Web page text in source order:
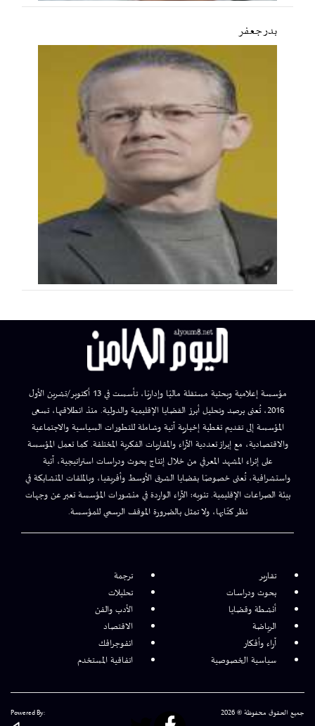
بدر جعفر
مؤسسة إعلامية وبحثية مستقلة ماليًا وإداريًا، تأسست في 13 أكتوبر/تشرين الأول
2016، تُعنى برصد وتحليل أبرز القضايا الإقليمية والدولية. منذ انطلاقتها، تسعى
المؤسسة إلى تقديم تغطية إخبارية آنية وشاملة للتطورات السياسية والاجتماعية
والاقتصادية، مع إبراز تعددية الآراء والمقاربات الفكرية المختلفة. كما تعمل المؤسسة
على إثراء المشهد المعرفي من خلال إنتاج بحوث ودراسات استراتيجية، آنية
واستشرافية، تُعنى خصوصًا بقضايا الشرق الأوسط وأفريقيا، وبالملفات المتشابكة في
بيئة الصراعات الإقليمية. تنويه: الآراء الواردة في منشورات المؤسسة تعبر عن وجهات
نظر كتّابها، ولا تمثل بالضرورة الموقف الرسمي للمؤسسة.
تقارير
ترجمة
بحوث ودراسات
تحليلات
أنشطة وقضايا
الأدب والفن
الرياضة
الاقتصاد
آراء وأفكار
انفوجرافك
سياسية الخصوصية
اتفاقية المستخدم
جميع الحقوق محفوظة © 2026 Powered By: